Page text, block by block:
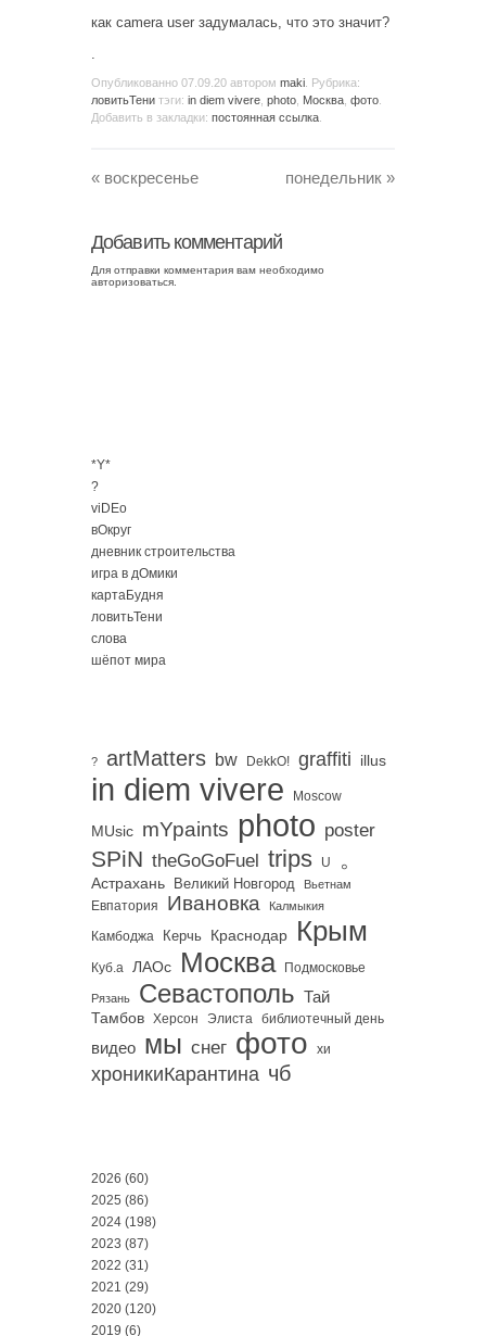
как camera user задумалась, что это значит?
.
Опубликованно 07.09.20 автором maki . Рубрика:
ловитьТени тэги: in diem vivere photo Москва фото
Добавить в закладки: постоянная ссылка
« воскресенье понедельник »
Добавить комментарий
Для отправки комментария вам необходимо
авторизоваться
*Y*
?
viDEo
вОкруг
дневник строительства
игра в дОмики
картаБудня
ловитьТени
слова
шёпот мира
? artMatters bw DekkO! graffiti illus
in diem vivere Moscow
MUsic mYpaints photo poster
SPiN theGoGoFuel trips U 。
Астрахань Великий Новгород Вьетнам
Евпатория Ивановка Калмыкия
Камбоджа Керчь Краснодар Крым
Куб.а ЛАОс Москва Подмосковье
Рязань Севастополь Тай
Тамбов Херсон Элиста библиотечный день
видео мы снег фото хи
хроникиКарантина чб
2026 (60)
2025 (86)
2024 (198)
2023 (87)
2022 (31)
2021 (29)
2020 (120)
2019 (6)